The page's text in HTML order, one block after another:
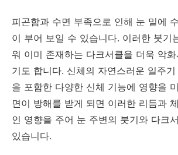
피곤함과 수면 부족으로 인해 눈 밑에
이 부어 보일 수 있습니다. 이러한 붓기
워 이미 존재하는 다크서클을 더욱 악
기도 합니다. 신체의 자연스러운 일주
을 포함한 다양한 신체 기능에 영향을
면이 방해를 받게 되면 이러한 리듬과
인 영향을 주어 눈 주변의 붓기와 다크
있습니다.